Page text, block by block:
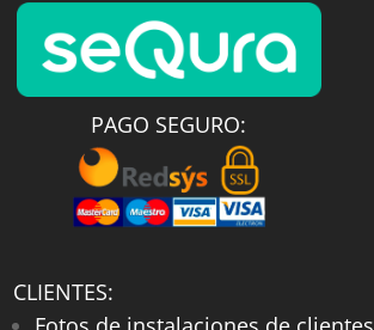
PAGO SEGURO:
CLIENTES: